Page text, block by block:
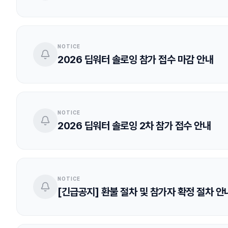
NOTICE
2026 딥워터 솔로잉 참가 접수 마감 안내
NOTICE
2026 딥워터 솔로잉 2차 참가 접수 안내
NOTICE
[긴급공지] 환불 절차 및 참가자 확정 절차 안